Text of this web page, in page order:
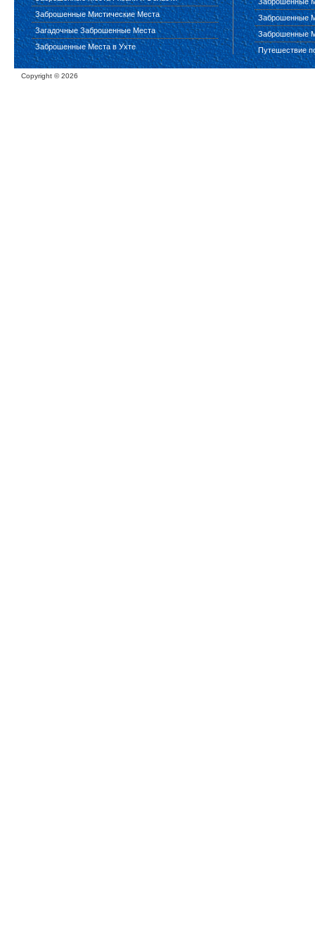
Заброшенные Мистические Места
Загадочные Заброшенные Места
Заброшенные Места в Ухте
Заброшенные
Заброшенные
Путешествие
Copyright ©2026